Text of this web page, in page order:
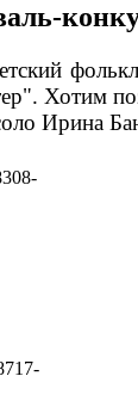
Хотим
Ирина